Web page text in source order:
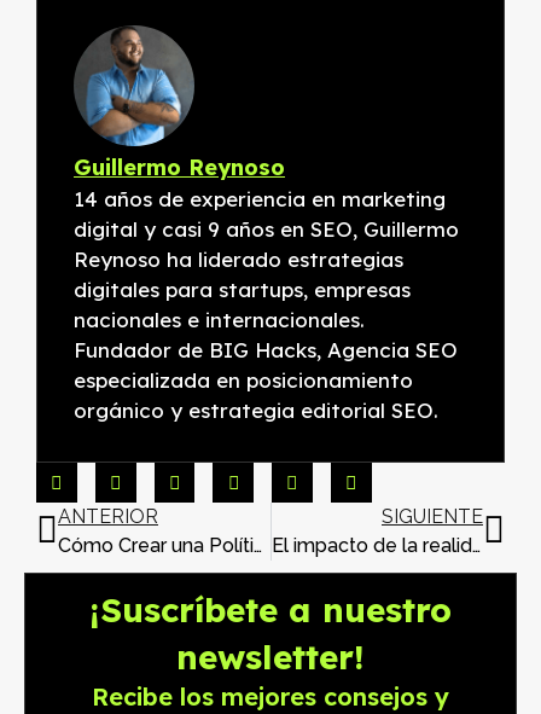
Guillermo Reynoso
14 años de experiencia en marketing
digital y casi 9 años en SEO, Guillermo
Reynoso ha liderado estrategias
digitales para startups, empresas
nacionales e internacionales.
Fundador de BIG Hacks, Agencia SEO
especializada en posicionamiento
orgánico y estrategia editorial SEO.
ANTERIOR
Cómo Crear una Política de Privacidad para tu Sitio Web
SIGUIENTE
El impacto de la realidad virtual en el emprendimiento
¡Suscríbete a nuestro
newsletter!
Recibe los mejores consejos y